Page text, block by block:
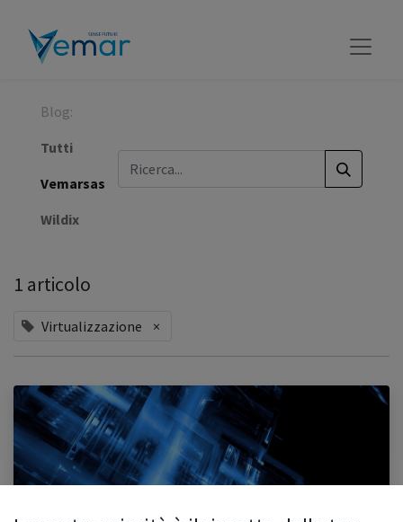
Blog:
Tutti
Vemarsas
Wildix
1 articolo
Virtualizzazione ×